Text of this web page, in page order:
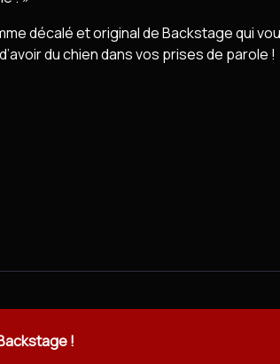
décalé et original de Backstage qui
du chien dans vos prises de parole !
!